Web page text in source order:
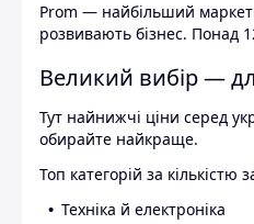
Prom — найбільший
розвивають бізнес. Понад
Великий вибір —
Тут найнижчі ціни серед
обирайте найкраще.
Топ категорій за кількістю
Техніка й електроніка